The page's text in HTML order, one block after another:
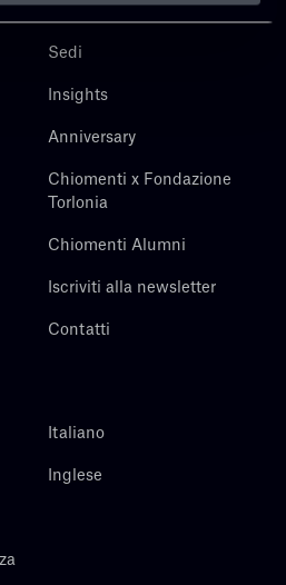
Sedi
Insights
Anniversary
Chiomenti x Fondazione
Torlonia
Chiomenti Alumni
Iscriviti alla newsletter
Contatti
Italiano
Inglese